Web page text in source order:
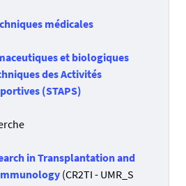
médicales
et biologiques
des Activités
(STAPS)
in Transplantation and
(CR2TI - UMR_S